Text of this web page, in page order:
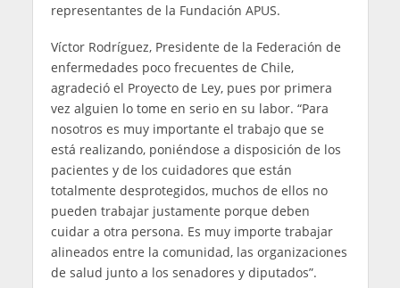
representantes de la Fundación APUS.
Víctor Rodríguez, Presidente de la Federación de
enfermedades poco frecuentes de Chile,
agradeció el Proyecto de Ley, pues por primera
vez alguien lo tome en serio en su labor. “Para
nosotros es muy importante el trabajo que se
está realizando, poniéndose a disposición de los
pacientes y de los cuidadores que están
totalmente desprotegidos, muchos de ellos no
pueden trabajar justamente porque deben
cuidar a otra persona. Es muy importe trabajar
alineados entre la comunidad, las organizaciones
de salud junto a los senadores y diputados”.